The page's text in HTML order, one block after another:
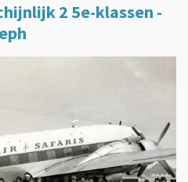
2 5e-klassen -